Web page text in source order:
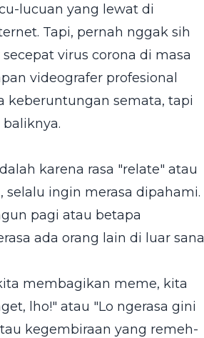
lucuan yang lewat di
Tapi, pernah nggak sih
virus corona di masa
videografer profesional
keberuntungan semata, tapi
karena rasa "relate" atau
selalu ingin merasa dipahami.
pagi atau betapa
ada orang lain di luar sana
membagikan meme, kita
lho!" atau "Lo ngerasa gini
kegembiraan yang remeh-